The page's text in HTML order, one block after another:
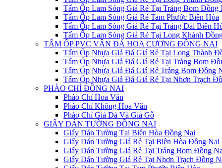
Tấm Ốp Lam Sóng Giá Rẻ Tại Trảng Bom Đồng
Tấm Ốp Lam Sóng Giá Rẻ Tam Phước Biên Hòa
Tấm Ốp Lam Sóng Giá Rẻ Tại Trảng Dài Biên
Tấm Ốp Lam Sóng Giá Rẻ Tại Long Khánh
TẤM ỐP PVC VÂN ĐÁ HOA CƯƠNG ĐỒNG NAI
Tấm Ốp Nhựa Giả Đá Giá Rẻ Tại Long Thành
Tấm Ốp Nhựa Giả Đá Giá Rẻ Tại Trảng Bom
Tấm Ốp Nhựa Giả Đá Giá Rẻ Trảng Bom Đồng
Tấm Ốp Nhựa Giả Đá Giá Rẻ Tại Nhơn Trạch
PHÀO CHỈ ĐỒNG NAI
Phào Chỉ Hoa Văn
Phào Chỉ Không Hoa Văn
Phào Chỉ Giả Đá Và Giả Gỗ
GIẤY DÁN TƯỜNG ĐỒNG NAI
Giấy Dán Tường Tại Biên Hòa Đồng Nai
Giấy Dán Tường Giá Rẻ Tại Biên Hòa Đồng Nai
Giấy Dán Tường Giá Rẻ Tại Trảng Bom Đồng
Giấy Dán Tường Giá Rẻ Tại Nhơn Trạch Đồng